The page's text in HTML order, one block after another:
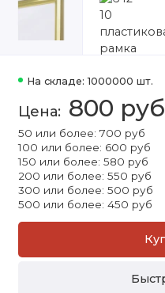
На складе: 1000000 шт.
800 руб
50 или более: 700 руб
100 или более: 600 руб
150 или более: 580 руб
200 или более: 550 руб
300 или более: 500 руб
500 или более: 450 руб